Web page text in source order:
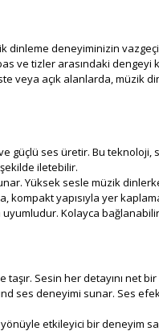
dinleme deneyiminizin
ve tizler arasındaki
veya açık alanlarda,
ses üretir. Bu teknoloji,
iletebilir.
Yüksek sesle müzik
kompakt yapısıyla yer
uyumludur. Kolayca
Sesin her detayını net
ses deneyimi sunar. Ses
etkileyici bir deneyim